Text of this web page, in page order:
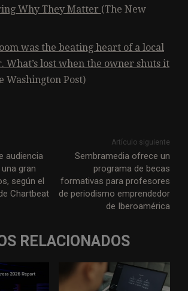
Why They Matter (The New
was the beating heart of a local
What’s lost when the owner shuts it
Washington Post)
audiencia
gran
según el
Chartbeat
Artículo siguiente
Sembramedia ofrece un
programa de becas
formativas para profesores
de periodismo emprendedor
de Iberoamérica
RELACIONADOS